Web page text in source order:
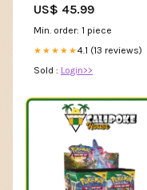
US$ 45.99
Min. order: 1 piece
★★★★★4.1 (13 reviews)
Sold : Login>>